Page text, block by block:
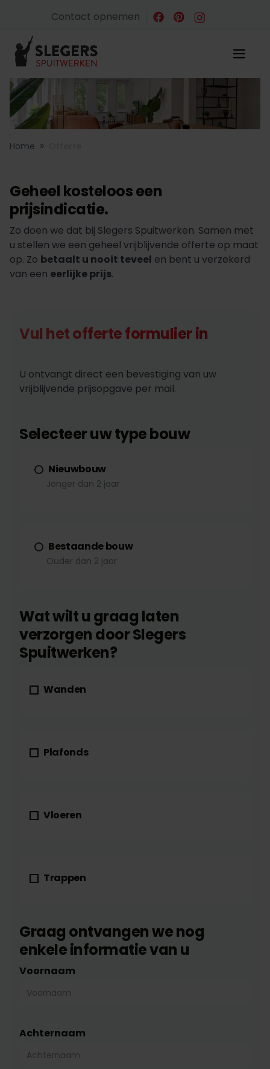
Contact opnemen
Home »
Geheel kosteloos een
prijsindicatie.
Zo doen we dat bij Slegers Spuitwerken. Samen met
u stellen we een geheel vrijblijvende offerte op maat
op. Zo betaalt u nooit teveel en bent u verzekerd
van een eerlijke prijs.
Vul het offerte formulier in
U ontvangt direct een bevestiging van uw
vrijblijvende prijsopgave per mail.
Selecteer uw type bouw
Nieuwbouw
Jonger dan 2 jaar
Bestaande bouw
Ouder dan 2 jaar
Wat wilt u graag laten
verzorgen door Slegers
Spuitwerken?
Wanden
Plafonds
Vloeren
Trappen
Graag ontvangen we nog
enkele informatie van u
Voornaam
Achternaam